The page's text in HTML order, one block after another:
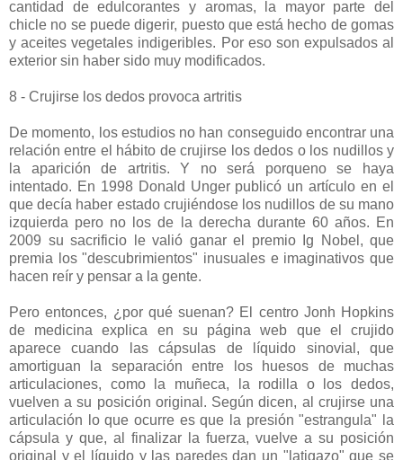
cantidad de edulcorantes y aromas, la mayor parte del
chicle no se puede digerir, puesto que está hecho de gomas
y aceites vegetales indigeribles. Por eso son expulsados al
exterior sin haber sido muy modificados.
8 - Crujirse los dedos provoca artritis
De momento, los estudios no han conseguido encontrar una
relación entre el hábito de crujirse los dedos o los nudillos y
la aparición de artritis. Y no será porqueno se haya
intentado. En 1998 Donald Unger publicó un artículo en el
que decía haber estado crujiéndose los nudillos de su mano
izquierda pero no los de la derecha durante 60 años. En
2009 su sacrificio le valió ganar el premio Ig Nobel, que
premia los "descubrimientos" inusuales e imaginativos que
hacen reír y pensar a la gente.
Pero entonces, ¿por qué suenan? El centro Jonh Hopkins
de medicina explica en su página web que el crujido
aparece cuando las cápsulas de líquido sinovial, que
amortiguan la separación entre los huesos de muchas
articulaciones, como la muñeca, la rodilla o los dedos,
vuelven a su posición original. Según dicen, al crujirse una
articulación lo que ocurre es que la presión "estrangula" la
cápsula y que, al finalizar la fuerza, vuelve a su posición
original y el líquido y las paredes dan un "latigazo" que se